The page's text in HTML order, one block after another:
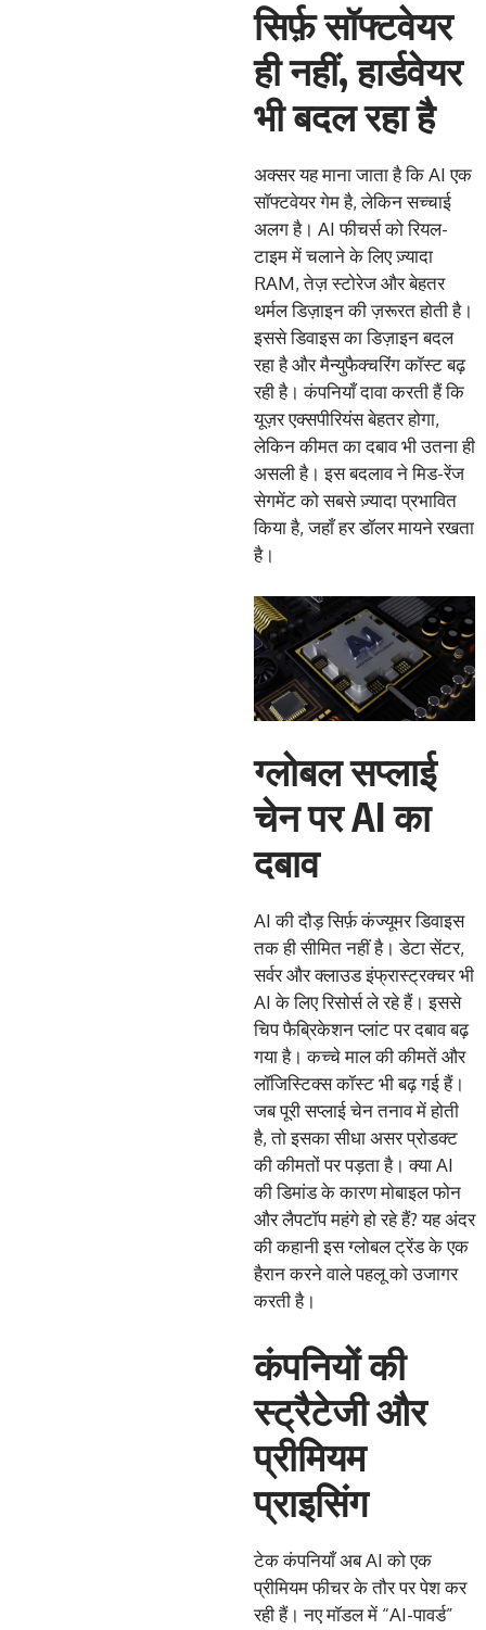
सिर्फ़ सॉफ्टवेयर
ही नहीं, हार्डवेयर
भी बदल रहा है
अक्सर यह माना जाता है कि AI एक
सॉफ्टवेयर गेम है, लेकिन सच्चाई
अलग है। AI फीचर्स को रियल-
टाइम में चलाने के लिए ज़्यादा
RAM, तेज़ स्टोरेज और बेहतर
थर्मल डिज़ाइन की ज़रूरत होती है।
इससे डिवाइस का डिज़ाइन बदल
रहा है और मैन्युफैक्चरिंग कॉस्ट बढ़
रही है। कंपनियाँ दावा करती हैं कि
यूज़र एक्सपीरियंस बेहतर होगा,
लेकिन कीमत का दबाव भी उतना ही
असली है। इस बदलाव ने मिड-रेंज
सेगमेंट को सबसे ज़्यादा प्रभावित
किया है, जहाँ हर डॉलर मायने रखता
है।
ग्लोबल सप्लाई
चेन पर AI का
दबाव
AI की दौड़ सिर्फ़ कंज्यूमर डिवाइस
तक ही सीमित नहीं है। डेटा सेंटर,
सर्वर और क्लाउड इंफ्रास्ट्रक्चर भी
AI के लिए रिसोर्स ले रहे हैं। इससे
चिप फैब्रिकेशन प्लांट पर दबाव बढ़
गया है। कच्चे माल की कीमतें और
लॉजिस्टिक्स कॉस्ट भी बढ़ गई हैं।
जब पूरी सप्लाई चेन तनाव में होती
है, तो इसका सीधा असर प्रोडक्ट
की कीमतों पर पड़ता है। क्या AI
की डिमांड के कारण मोबाइल फोन
और लैपटॉप महंगे हो रहे हैं? यह अंदर
की कहानी इस ग्लोबल ट्रेंड के एक
हैरान करने वाले पहलू को उजागर
करती है।
कंपनियों की
स्ट्रैटेजी और
प्रीमियम
प्राइसिंग
टेक कंपनियाँ अब AI को एक
प्रीमियम फीचर के तौर पर पेश कर
रही हैं। नए मॉडल में “AI-पावर्ड”